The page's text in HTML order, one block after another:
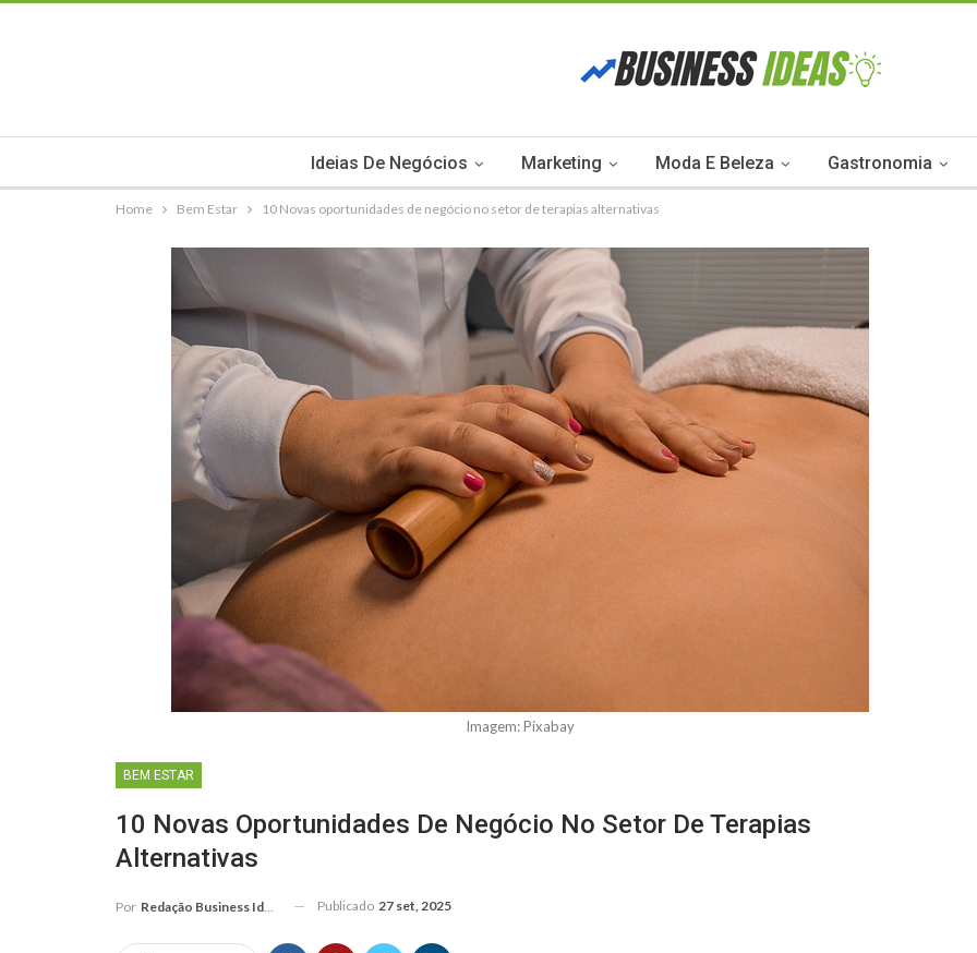
Ideias De Negócios Marketing Moda E Beleza Gastronomia
Home Bem Estar 10 Novas oportunidades de negócio no setor de terapias alternativas
Imagem: Pixabay
BEM ESTAR
10 Novas Oportunidades De Negócio No Setor De Terapias
Alternativas
Por Redação Business Ideas Publicado 27 set, 2025